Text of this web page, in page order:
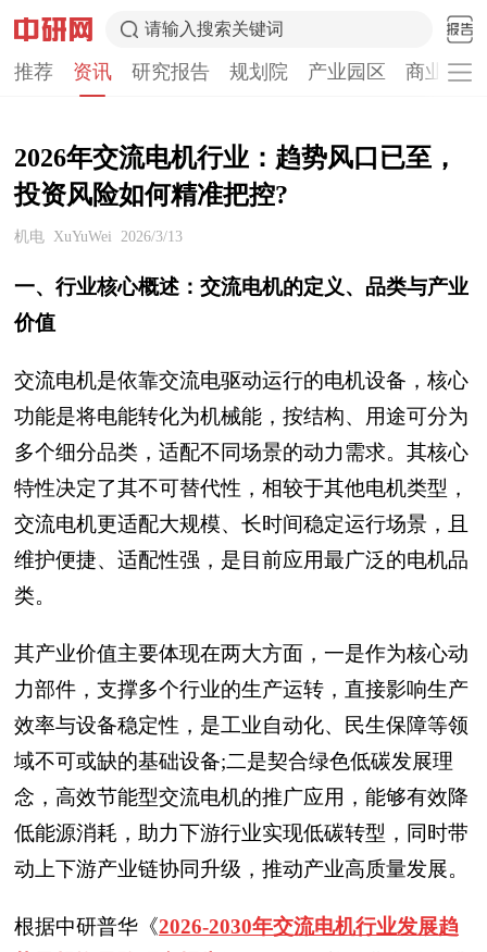
请输入搜索关键词
推荐 资讯 研究报告 规划院 产业园区 商业计
2026年交流电机行业：趋势风口已至，
投资风险如何精准把控?
机电 XuYuWei 2026/3/13
一、行业核心概述：交流电机的定义、品类与产业
价值
交流电机是依靠交流电驱动运行的电机设备，核心
功能是将电能转化为机械能，按结构、用途可分为
多个细分品类，适配不同场景的动力需求。其核心
特性决定了其不可替代性，相较于其他电机类型，
交流电机更适配大规模、长时间稳定运行场景，且
维护便捷、适配性强，是目前应用最广泛的电机品
类。
其产业价值主要体现在两大方面，一是作为核心动
力部件，支撑多个行业的生产运转，直接影响生产
效率与设备稳定性，是工业自动化、民生保障等领
域不可或缺的基础设备;二是契合绿色低碳发展理
念，高效节能型交流电机的推广应用，能够有效降
低能源消耗，助力下游行业实现低碳转型，同时带
动上下游产业链协同升级，推动产业高质量发展。
根据中研普华《2026-2030年交流电机行业发展趋